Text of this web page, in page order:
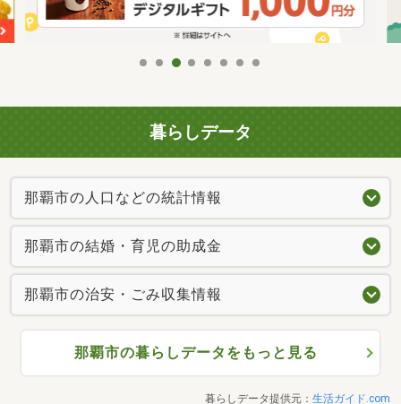
暮らしデータ
那覇市の人口などの統計情報
那覇市の結婚・育児の助成金
那覇市の治安・ごみ収集情報
那覇市の暮らしデータをもっと見る
暮らしデータ提供元： 生活ガイド.com